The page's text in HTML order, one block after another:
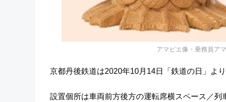
アマビエ像・乗務員ア
京都丹後鉄道は2020年10月14日「鉄道の日」よ
設置個所は車両前方後方の運転席横スペース／